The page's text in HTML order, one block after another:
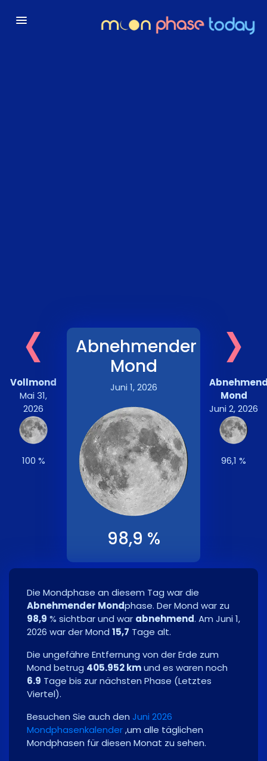
‹
Vollmond
Mai 31,
2026
100 %
Abnehmender
Mond
Juni 1, 2026
98,9 %
›
Mond
Juni 2, 2026
96,1 %
Die Mondphase an diesem Tag war die
Abnehmender Mondphase. Der Mond war zu
98,9 % sichtbar und war abnehmend. Am Juni 1,
2026 war der Mond 15,7 Tage alt.
Die ungefähre Entfernung von der Erde zum
Mond betrug 405.952 kmund es waren noch
6.9 Tage bis zur nächsten Phase (Letztes
Viertel).
Besuchen Sie auch den Juni 2026
Mondphasenkalender,um alle täglichen
Mondphasen für diesen Monat zu sehen.